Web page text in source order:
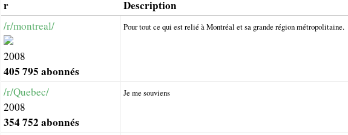
r Description
/r/montreal/
2008
405 795 abonnés
Pour tout ce qui est relié à Montréal et sa grande région métropolitaine.
/r/Quebec/
2008
354 752 abonnés
Je me souviens